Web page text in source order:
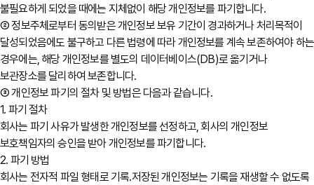
불필요하게 되었을 때에는 지체없이 해당 개인정보를 파기합니다.
② 정보주체로부터 동의받은 개인정보 보유 기간이 경과하거나 처리목적이
달성되었음에도 불구하고 다른 법령에 따라 개인정보를 계속 보존하여야 하는
경우에는, 해당 개인정보를 별도의 데이터베이스(DB)로 옮기거나
보관장소를 달리하여 보존합니다.
③ 개인정보 파기의 절차 및 방법은 다음과 같습니다.
1. 파기 절차
회사는 파기 사유가 발생한 개인정보를 선정하고, 회사의 개인정보
보호책임자의 승인을 받아 개인정보를 파기합니다.
2. 파기 방법
회사는 전자적 파일 형태로 기록․저장된 개인정보는 기록을 재생할 수 없도록